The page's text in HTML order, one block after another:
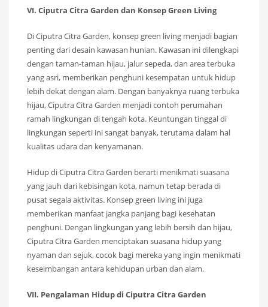
VI. Ciputra Citra Garden dan Konsep Green Living
Di Ciputra Citra Garden, konsep green living menjadi bagian
penting dari desain kawasan hunian. Kawasan ini dilengkapi
dengan taman-taman hijau, jalur sepeda, dan area terbuka
yang asri, memberikan penghuni kesempatan untuk hidup
lebih dekat dengan alam. Dengan banyaknya ruang terbuka
hijau, Ciputra Citra Garden menjadi contoh perumahan
ramah lingkungan di tengah kota. Keuntungan tinggal di
lingkungan seperti ini sangat banyak, terutama dalam hal
kualitas udara dan kenyamanan.
Hidup di Ciputra Citra Garden berarti menikmati suasana
yang jauh dari kebisingan kota, namun tetap berada di
pusat segala aktivitas. Konsep green living ini juga
memberikan manfaat jangka panjang bagi kesehatan
penghuni. Dengan lingkungan yang lebih bersih dan hijau,
Ciputra Citra Garden menciptakan suasana hidup yang
nyaman dan sejuk, cocok bagi mereka yang ingin menikmati
keseimbangan antara kehidupan urban dan alam.
VII. Pengalaman Hidup di Ciputra Citra Garden